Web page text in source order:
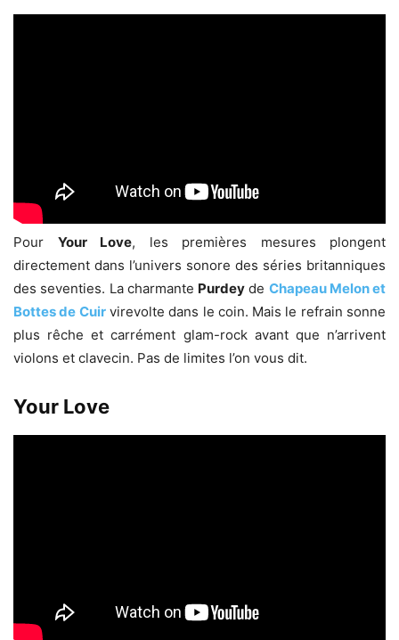
Pour Your Love, les premières mesures plongent
directement dans l’univers sonore des séries britanniques
des seventies. La charmante Purdey de Chapeau Melon et
Bottes de Cuir virevolte dans le coin. Mais le refrain sonne
plus rêche et carrément glam-rock avant que n’arrivent
violons et clavecin. Pas de limites l’on vous dit.
Your Love